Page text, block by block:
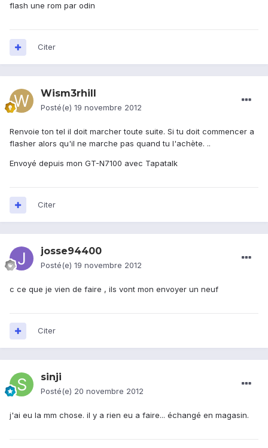
flash une rom par odin
Citer
Wism3rhill
Posté(e) 19 novembre 2012
Renvoie ton tel il doit marcher toute suite. Si tu doit commencer a
flasher alors qu'il ne marche pas quand tu l'achète. ..
Envoyé depuis mon GT-N7100 avec Tapatalk
Citer
josse94400
Posté(e) 19 novembre 2012
c ce que je vien de faire , ils vont mon envoyer un neuf
Citer
sinji
Posté(e) 20 novembre 2012
j'ai eu la mm chose. il y a rien eu a faire... échangé en magasin.